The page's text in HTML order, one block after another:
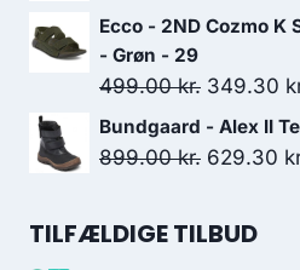
var:
700.00 kr..
Ecco - 2ND Cozmo
- Grøn - 29
499.00kr. Den
pris
349.30
Bundgaard - Alex II
899.00kr. Den
pris
629.30
TILFÆLDIGE TILBUD